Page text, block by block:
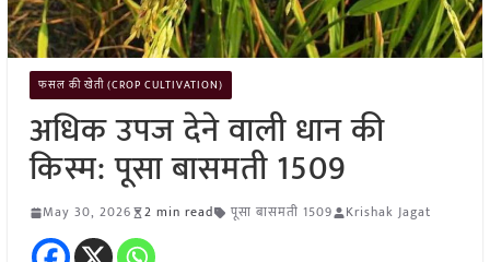
फसल की खेती (CROP CULTIVATION)
अधिक उपज देने वाली धान की
किस्म: पूसा बासमती 1509
May 30, 2026 2 min read पूसा बासमती 1509 Krishak Jagat